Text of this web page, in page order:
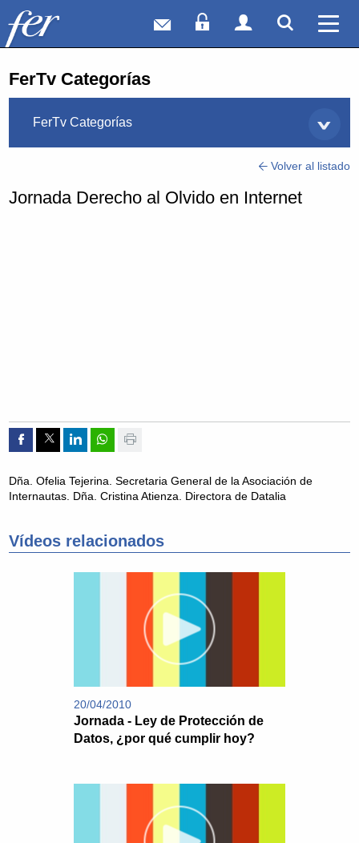
Correo webAcceso Socios
Acceso
FerTv Categorías
FerTv Categorías
Volver al listado
Jornada Derecho al Olvido en Internet
Compartir por Facebook
Compartir por Twitter
Compartir por Linkedin
Compartir por whatsapp
Imprimir
Dña. Ofelia Tejerina. Secretaria General de la Asociación de
Internautas. Dña. Cristina Atienza. Directora de Datalia
Vídeos relacionados
20/04/2010
Jornada - Ley de Protección de
Datos, ¿por qué cumplir hoy?